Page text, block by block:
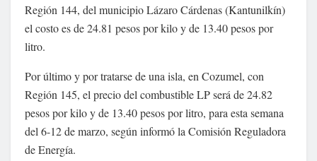
Región 144, del municipio Lázaro Cárdenas (Kantunilkín)
el costo es de 24.81 pesos por kilo y de 13.40 pesos por
litro.
Por último y por tratarse de una isla, en Cozumel, con
Región 145, el precio del combustible LP será de 24.82
pesos por kilo y de 13.40 pesos por litro, para esta semana
del 6-12 de marzo, según informó la Comisión Reguladora
de Energía.